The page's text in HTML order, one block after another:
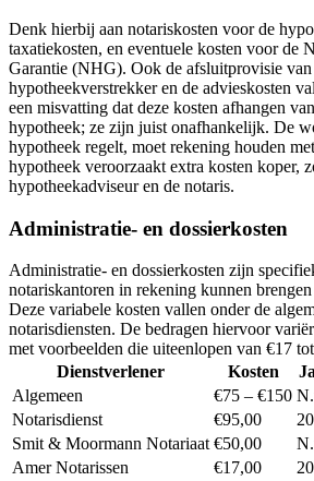
Denk hierbij aan notariskosten voor de
taxatiekosten, en eventuele kosten voor de
Garantie (NHG). Ook de afsluitprovisie van
hypotheekverstrekker en de advieskosten
een misvatting dat deze kosten afhangen
hypotheek; ze zijn juist onafhankelijk. De
hypotheek regelt, moet rekening houden
hypotheek veroorzaakt extra kosten koper,
hypotheekadviseur en de notaris.
Administratie- en dossierkosten
Administratie- en dossierkosten zijn
notariskantoren in rekening kunnen
Deze variabele kosten vallen onder de
notarisdiensten. De bedragen hiervoor
met voorbeelden die uiteenlopen van €17
Dienstverlener
Kosten
Algemeen
€75 – €150
Notarisdienst
€95,00
Smit & Moormann Notariaat €50,00
Amer Notarissen
€17,00